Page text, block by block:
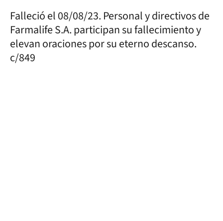
Falleció el 08/08/23. Personal y directivos de
Farmalife S.A. participan su fallecimiento y
elevan oraciones por su eterno descanso.
c/849